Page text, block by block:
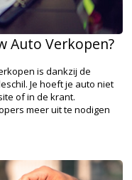
Auto Verkopen?
is dankzij de
Je hoeft je auto niet
of in de krant.
meer uit te nodigen